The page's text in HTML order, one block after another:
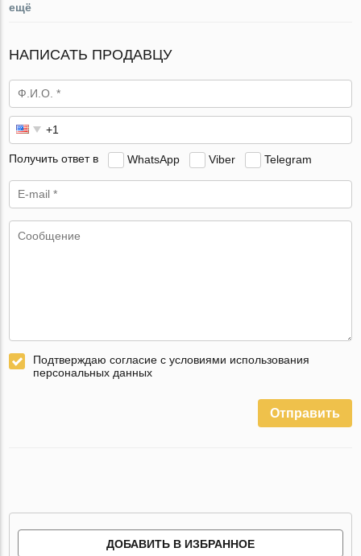
ещё
НАПИСАТЬ ПРОДАВЦУ
Получить ответ в WhatsApp Viber Telegram
Подтверждаю согласие с условиями использования
персональных данных
Отправить
ДОБАВИТЬ В ИЗБРАННОЕ